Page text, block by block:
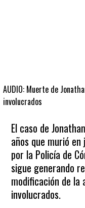
AUDIO: Muerte de
involucrados
El caso de
años que murió
por la Policía de
sigue generando
modificación de
involucrados.